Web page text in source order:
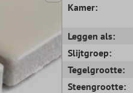
Kamer:
Leggen als:
Slijtgroep:
Tegelgrootte:
Steengrootte: